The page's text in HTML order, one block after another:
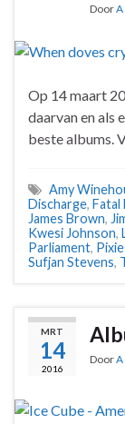
Door
Op 14 maart
daarvan en als
beste albums.
Amy
Discharge, Fatal
James Brown,
Kwesi Johnson,
Parliament,
Sufjan Stevens,
MRT
14
2016
Door